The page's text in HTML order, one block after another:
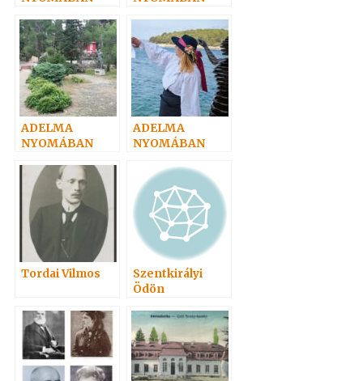
ADELMA
NYOMÁBAN
ADELMA
NYOMÁBAN
Tordai Vilmos
Szentkirályi
Ödön